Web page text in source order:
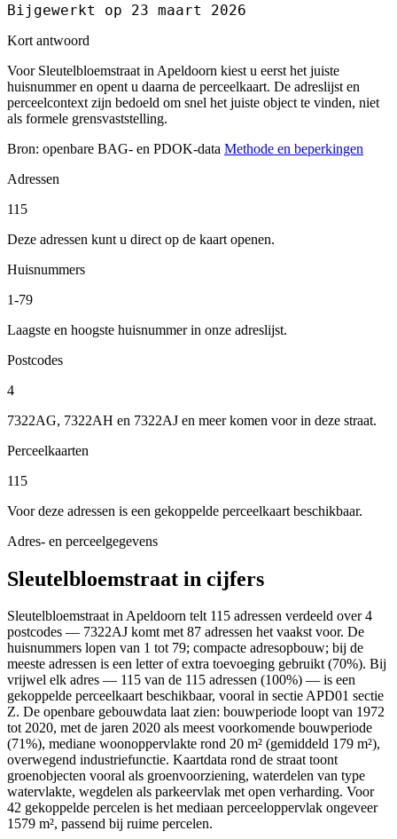
Bijgewerkt op 23 maart 2026
Kort antwoord
Voor Sleutelbloemstraat in Apeldoorn kiest u eerst het juiste
huisnummer en opent u daarna de perceelkaart. De adreslijst en
perceelcontext zijn bedoeld om snel het juiste object te vinden, niet
als formele grensvaststelling.
Bron: openbare BAG- en PDOK-data Methode en beperkingen
Adressen
115
Deze adressen kunt u direct op de kaart openen.
Huisnummers
1-79
Laagste en hoogste huisnummer in onze adreslijst.
Postcodes
4
7322AG, 7322AH en 7322AJ en meer komen voor in deze straat.
Perceelkaarten
115
Voor deze adressen is een gekoppelde perceelkaart beschikbaar.
Adres- en perceelgegevens
Sleutelbloemstraat in cijfers
Sleutelbloemstraat in Apeldoorn telt 115 adressen verdeeld over 4
postcodes — 7322AJ komt met 87 adressen het vaakst voor. De
huisnummers lopen van 1 tot 79; compacte adresopbouw; bij de
meeste adressen is een letter of extra toevoeging gebruikt (70%). Bij
vrijwel elk adres — 115 van de 115 adressen (100%) — is een
gekoppelde perceelkaart beschikbaar, vooral in sectie APD01 sectie
Z. De openbare gebouwdata laat zien: bouwperiode loopt van 1972
tot 2020, met de jaren 2020 als meest voorkomende bouwperiode
(71%), mediane woonoppervlakte rond 20 m² (gemiddeld 179 m²),
overwegend industriefunctie. Kaartdata rond de straat toont
groenobjecten vooral als groenvoorziening, waterdelen van type
watervlakte, wegdelen als parkeervlak met open verharding. Voor
42 gekoppelde percelen is het mediaan perceeloppervlak ongeveer
1579 m², passend bij ruime percelen.